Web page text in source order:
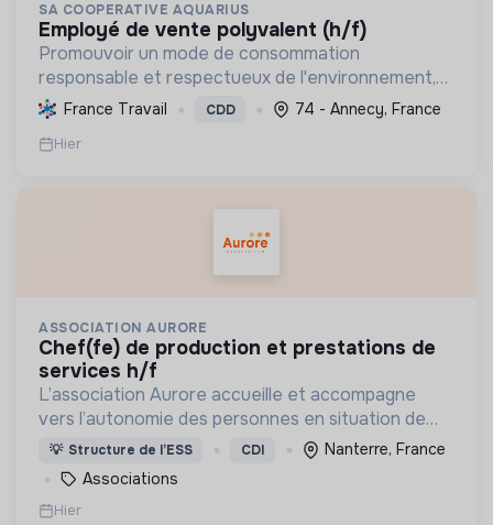
SA COOPERATIVE AQUARIUS
employé de vente polyvalent (h/f)
Promouvoir un mode de consommation
responsable et respectueux de l'environnement,
en offrant des produits bio et équitables, en
réduisant les déchets et en soutenant l'économie
locale et solidaire.
France Travail CDD 74 - Annecy, France
Hier
ASSOCIATION AURORE
chef(fe) de production et prestations de
services h/f
L’association Aurore accueille et accompagne
vers l’autonomie des personnes en situation de
précarité ou d’exclusion via l’hébergement, les
soins et l’insertion sociale et professionnelle.
💡 Structure de l’ESS CDI
Nanterre, France
Associations
Hier